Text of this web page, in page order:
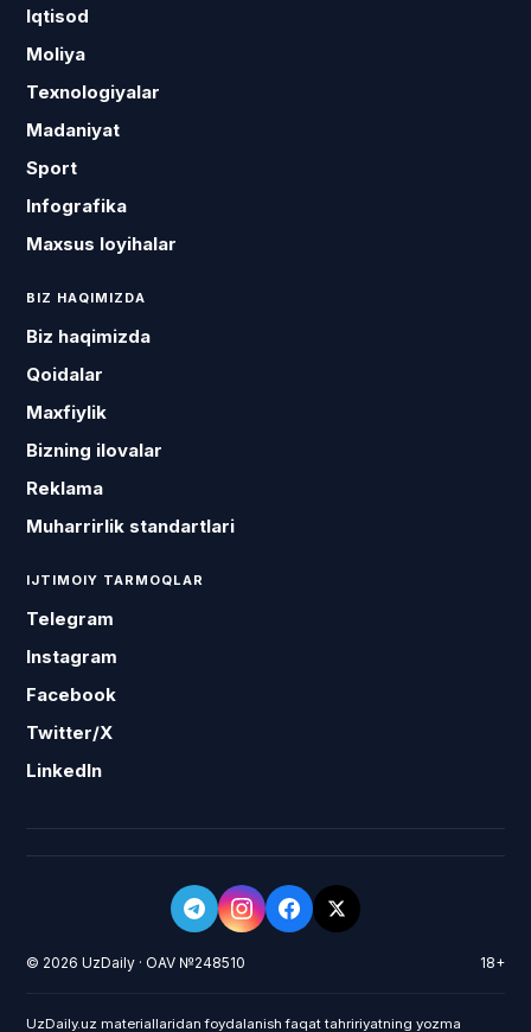
Iqtisod
Moliya
Texnologiyalar
Madaniyat
Sport
Infografika
Maxsus loyihalar
BIZ HAQIMIZDA
Biz haqimizda
Qoidalar
Maxfiylik
Bizning ilovalar
Reklama
Muharrirlik standartlari
IJTIMOIY TARMOQLAR
Telegram
Instagram
Facebook
Twitter/X
LinkedIn
© 2026 UzDaily · OAV №248510 18+
UzDaily.uz materiallaridan foydalanish faqat tahririyatning yozma